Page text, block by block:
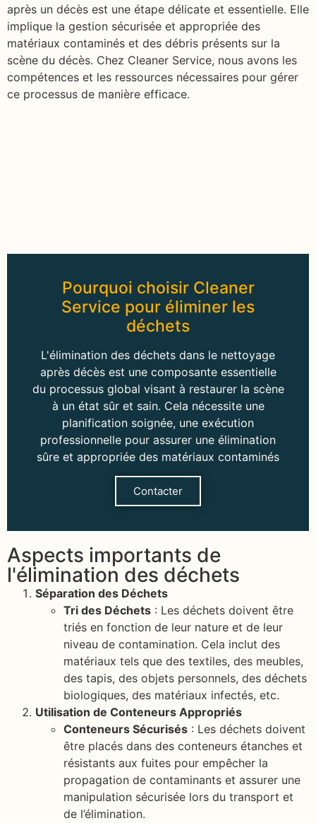
après un décès est une étape délicate et essentielle. Elle
implique la gestion sécurisée et appropriée des
matériaux contaminés et des débris présents sur la
scène du décès. Chez Cleaner Service, nous avons les
compétences et les ressources nécessaires pour gérer
ce processus de manière efficace.
Pourquoi choisir Cleaner
Service pour éliminer les
déchets
L'élimination des déchets dans le nettoyage
après décès est une composante essentielle
du processus global visant à restaurer la scène
à un état sûr et sain. Cela nécessite une
planification soignée, une exécution
professionnelle pour assurer une élimination
sûre et appropriée des matériaux contaminés
Contacter
Aspects importants de
l'élimination des déchets
Séparation des Déchets
Tri des Déchets : Les déchets doivent être
triés en fonction de leur nature et de leur
niveau de contamination. Cela inclut des
matériaux tels que des textiles, des meubles,
des tapis, des objets personnels, des déchets
biologiques, des matériaux infectés, etc.
Utilisation de Conteneurs Appropriés
Conteneurs Sécurisés : Les déchets doivent
être placés dans des conteneurs étanches et
résistants aux fuites pour empêcher la
propagation de contaminants et assurer une
manipulation sécurisée lors du transport et
de l’élimination.